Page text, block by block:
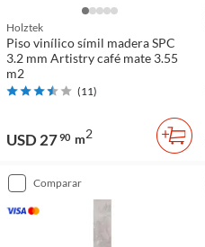
Holztek
Piso vinílico símil madera SPC
3.2 mm Artistry café mate 3.55
m2
(11)
USD 2790 m2
comparar